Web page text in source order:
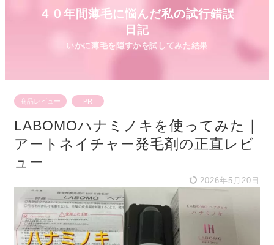
４０年間薄毛に悩んだ私の試行錯誤
日記
商品レビュー PR
LABOMOハナミノキを使ってみた｜
アートネイチャー発毛剤の正直レビ
ュー
2026年5月20日